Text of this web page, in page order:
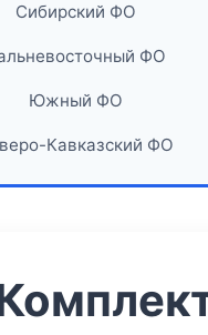
Сибирский ФО
ФО
Южный ФО
Кавказский ФО